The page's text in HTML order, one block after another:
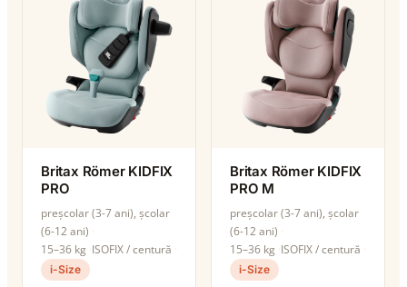
Britax Römer KIDFIX
PRO
preșcolar (3-7 ani), școlar
(6-12 ani)
15–36 kg ISOFIX / centură
i-Size
Britax Römer KIDFIX
PRO M
preșcolar (3-7 ani), școlar
(6-12 ani)
15–36 kg ISOFIX / centură
i-Size